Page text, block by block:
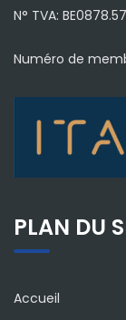
N° TVA:
Numéro de
PLAN DU
Accueil